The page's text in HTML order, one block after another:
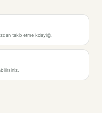
takip etme kolaylığı.